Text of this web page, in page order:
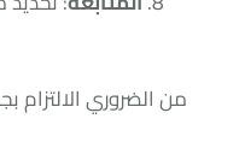
من الضروري